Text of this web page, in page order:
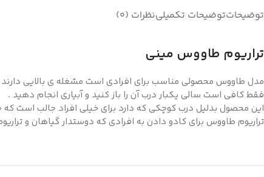
توضیحاتتوضیحات تکمیلینظرات (0)
تراریوم طاووس مینی
مدل طاووس محصولی مناسب برای افرادی است مشغله ی بالایی دارند یا
فقط کافی است سالی یکبار درب آن را باز کنید و آبیاری انجام دهید .
این محصول بدلیل درب کوچکی که دارد برای خیلی افراد جالب
تراریوم طاووس برای کادو دادن به افرادی که دوستدار گیاهان و